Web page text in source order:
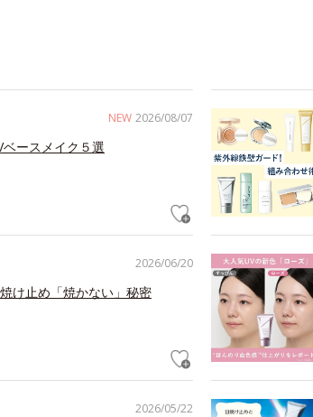
NEW 2026/08/07
ースメイク５選
2026/06/20
け止め「焼かない」秘密
2026/05/22